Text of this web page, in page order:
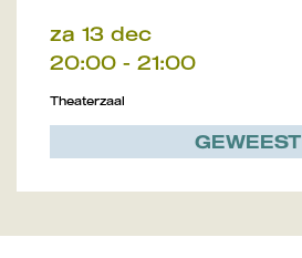
za 13 dec
20:00 - 21:00
Theaterzaal
GEWEEST